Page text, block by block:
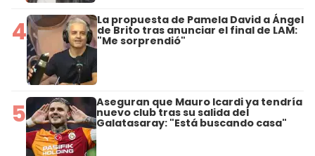
4 La propuesta de Pamela David a Ángel
de Brito tras anunciar el final de LAM:
"Me sorprendió"
5 Aseguran que Mauro Icardi ya tendría
nuevo club tras su salida del
Galatasaray: "Está buscando casa"